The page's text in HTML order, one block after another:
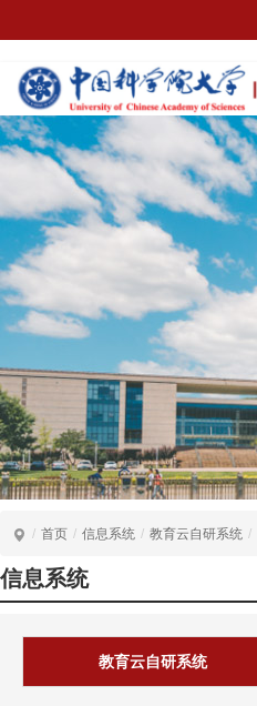
/ 首页 / 信息系统 / 教育云自研系统 /
信息系统
教育云自研系统